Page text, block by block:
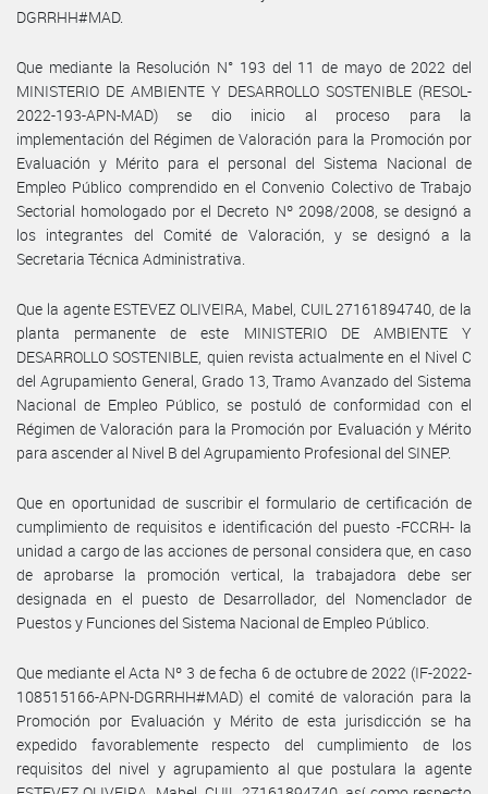
DGRRHH#MAD.
Que mediante la Resolución N° 193 del 11 de mayo de 2022 del
MINISTERIO DE AMBIENTE Y DESARROLLO SOSTENIBLE (RESOL-
2022-193-APN-MAD) se dio inicio al proceso para la
implementación del Régimen de Valoración para la Promoción por
Evaluación y Mérito para el personal del Sistema Nacional de
Empleo Público comprendido en el Convenio Colectivo de Trabajo
Sectorial homologado por el Decreto Nº 2098/2008, se designó a
los integrantes del Comité de Valoración, y se designó a la
Secretaria Técnica Administrativa.
Que la agente ESTEVEZ OLIVEIRA, Mabel, CUIL 27161894740, de la
planta permanente de este MINISTERIO DE AMBIENTE Y
DESARROLLO SOSTENIBLE, quien revista actualmente en el Nivel C
del Agrupamiento General, Grado 13, Tramo Avanzado del Sistema
Nacional de Empleo Público, se postuló de conformidad con el
Régimen de Valoración para la Promoción por Evaluación y Mérito
para ascender al Nivel B del Agrupamiento Profesional del SINEP.
Que en oportunidad de suscribir el formulario de certificación de
cumplimiento de requisitos e identificación del puesto -FCCRH- la
unidad a cargo de las acciones de personal considera que, en caso
de aprobarse la promoción vertical, la trabajadora debe ser
designada en el puesto de Desarrollador, del Nomenclador de
Puestos y Funciones del Sistema Nacional de Empleo Público.
Que mediante el Acta Nº 3 de fecha 6 de octubre de 2022 (IF-2022-
108515166-APN-DGRRHH#MAD) el comité de valoración para la
Promoción por Evaluación y Mérito de esta jurisdicción se ha
expedido favorablemente respecto del cumplimiento de los
requisitos del nivel y agrupamiento al que postulara la agente